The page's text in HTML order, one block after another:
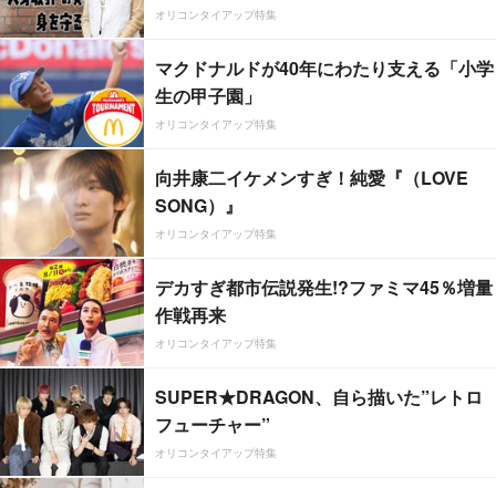
オリコンタイアップ特集
マクドナルドが40年にわたり支える「小学
生の甲子園」
オリコンタイアップ特集
向井康二イケメンすぎ！純愛『（LOVE
SONG）』
オリコンタイアップ特集
デカすぎ都市伝説発生!?ファミマ45％増量
作戦再来
オリコンタイアップ特集
SUPER★DRAGON、自ら描いた”レトロ
フューチャー”
オリコンタイアップ特集